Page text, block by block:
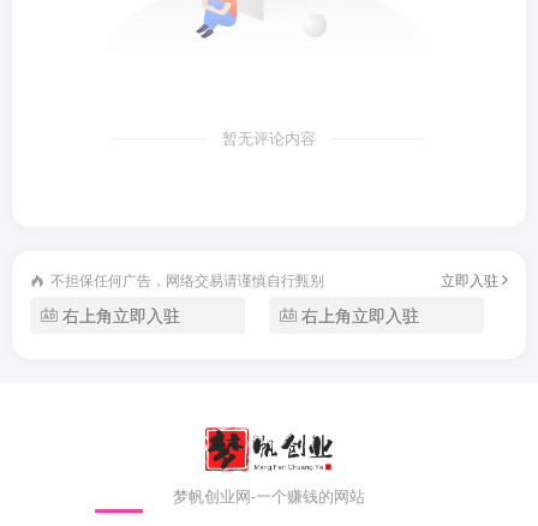
暂无评论内容
不担保任何广告，网络交易请谨慎自行甄别 立即入驻
右上角立即入驻 右上角立即入驻
梦帆创业网-一个赚钱的网站